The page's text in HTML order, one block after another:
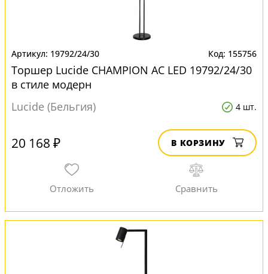
19792/24/30 155756
Торшер Lucide CHAMPION AC LED 19792/24/30
в стиле модерн
Lucide (Бельгия)
4 шт.
20 168 ₽ В КОРЗИНУ